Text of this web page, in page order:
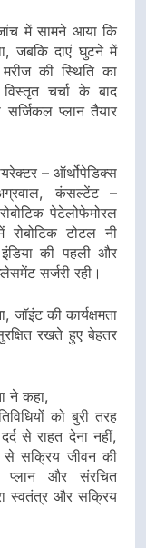
में सामने आया कि
जबकि दाएं घुटने में
की स्थिति का
चर्चा के बाद
प्लान तैयार
– ऑर्थोपेडिक्स
कंसल्टेंट –
पेटेलोफेमोरल
रोबोटिक टोटल नी
इंडिया की पहली और
सर्जरी रही।
जॉइंट की कार्यक्षमता
रखते हुए बेहतर
ने कहा,
को बुरी तरह
से राहत देना नहीं,
से सक्रिय जीवन की
प्लान और संरचित
स्वतंत्र और सक्रिय